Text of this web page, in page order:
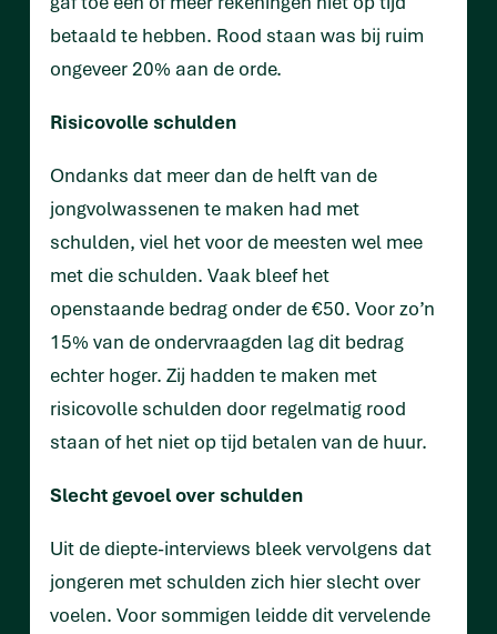
betaald te hebben. Rood staan was bij ruim
ongeveer 20% aan de orde.
Risicovolle schulden
Ondanks dat meer dan de helft van de
jongvolwassenen te maken had met
schulden, viel het voor de meesten wel mee
met die schulden. Vaak bleef het
openstaande bedrag onder de €50. Voor zo’n
15% van de ondervraagden lag dit bedrag
echter hoger. Zij hadden te maken met
risicovolle schulden door regelmatig rood
staan of het niet op tijd betalen van de huur.
Slecht gevoel over schulden
Uit de diepte-interviews bleek vervolgens dat
jongeren met schulden zich hier slecht over
voelen. Voor sommigen leidde dit vervelende